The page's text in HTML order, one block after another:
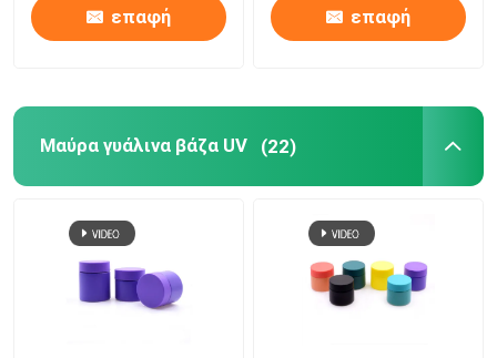
επαφή επαφή
Μαύρα γυάλινα βάζα UV (22)